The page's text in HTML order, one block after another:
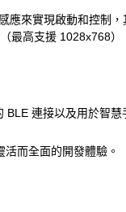
應來實現啟動和控制
最高支援 1028x768）
連接以及用於智慧
而全面的開發體驗。